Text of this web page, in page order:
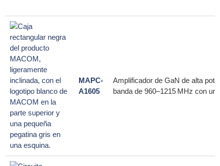
MAPC-
A1605
Amplificador de GaN de alta
banda de 960–1215 MHz con